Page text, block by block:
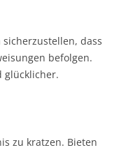
dass
befolgen.
glücklicher.
zu kratzen. Bieten